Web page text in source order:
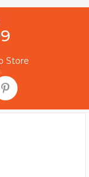
Store